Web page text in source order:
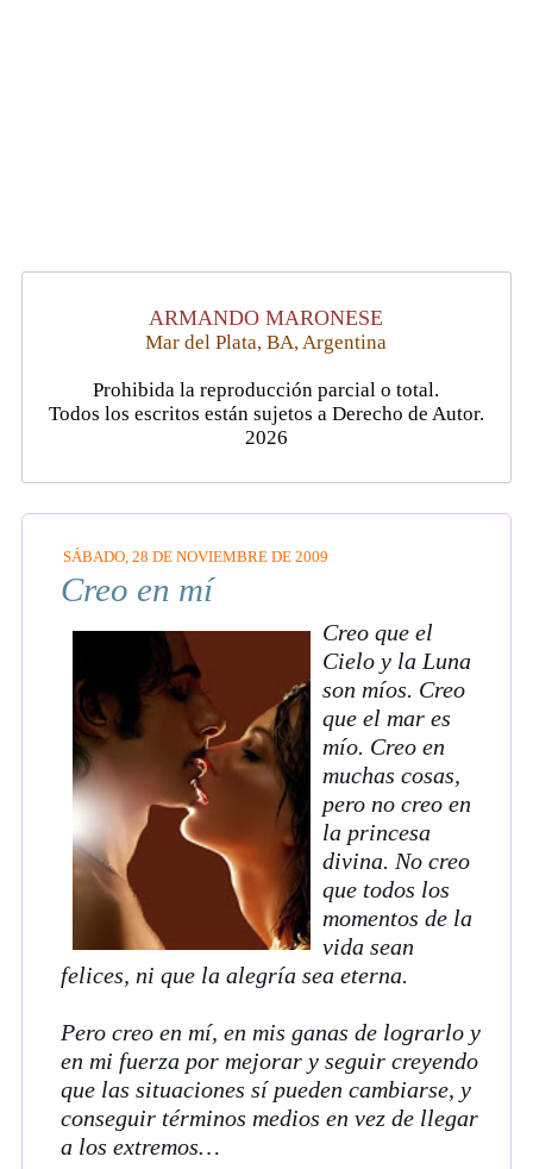
ARMANDO MARONESE
Mar del Plata, BA, Argentina
Prohibida la reproducción parcial o total.
Todos los escritos están sujetos a Derecho de Autor.
2026
SÁBADO, 28 DE NOVIEMBRE DE 2009
Creo en mí
Creo que el
Cielo y la Luna
son míos. Creo
que el mar es
mío. Creo en
muchas cosas,
pero no creo en
la princesa
divina. No creo
que todos los
momentos de la
vida sean
felices, ni que la alegría sea eterna.
Pero creo en mí, en mis ganas de lograrlo y
en mi fuerza por mejorar y seguir creyendo
que las situaciones sí pueden cambiarse, y
conseguir términos medios en vez de llegar
a los extremos…